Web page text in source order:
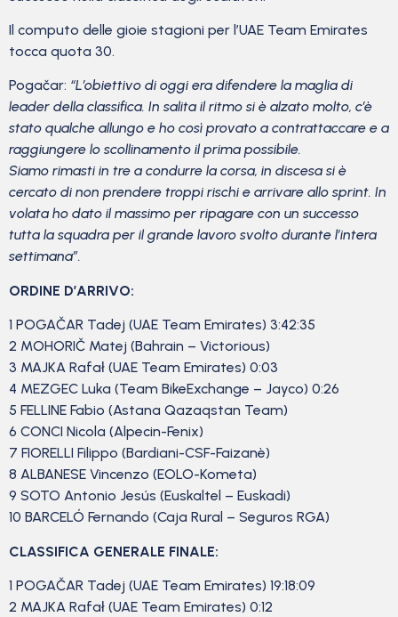
Il computo delle gioie stagioni per l’UAE Team Emirates
tocca quota 30.
Pogačar: “L’obiettivo di oggi era difendere la maglia di
leader della classifica. In salita il ritmo si è alzato molto, c’è
stato qualche allungo e ho così provato a contrattaccare e a
raggiungere lo scollinamento il prima possibile.
Siamo rimasti in tre a condurre la corsa, in discesa si è
cercato di non prendere troppi rischi e arrivare allo sprint. In
volata ho dato il massimo per ripagare con un successo
tutta la squadra per il grande lavoro svolto durante l’intera
settimana”.
ORDINE D’ARRIVO:
1 POGAČAR Tadej (UAE Team Emirates) 3:42:35
2 MOHORIČ Matej (Bahrain – Victorious)
3 MAJKA Rafał (UAE Team Emirates) 0:03
4 MEZGEC Luka (Team BikeExchange – Jayco) 0:26
5 FELLINE Fabio (Astana Qazaqstan Team)
6 CONCI Nicola (Alpecin-Fenix)
7 FIORELLI Filippo (Bardiani-CSF-Faizanè)
8 ALBANESE Vincenzo (EOLO-Kometa)
9 SOTO Antonio Jesús (Euskaltel – Euskadi)
10 BARCELÓ Fernando (Caja Rural – Seguros RGA)
CLASSIFICA GENERALE FINALE:
1 POGAČAR Tadej (UAE Team Emirates) 19:18:09
2 MAJKA Rafał (UAE Team Emirates) 0:12